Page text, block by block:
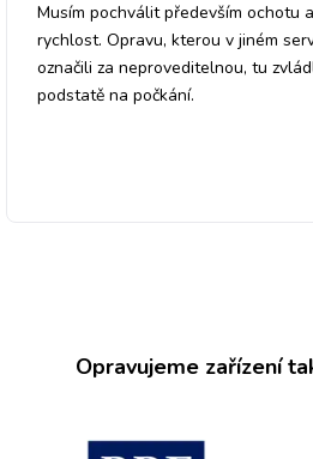
Musím pochválit především ochotu a
rychlost. Opravu, kterou v jiném
označili za neproveditelnou, tu
podstatě na počkání.
Opravujeme zařízení